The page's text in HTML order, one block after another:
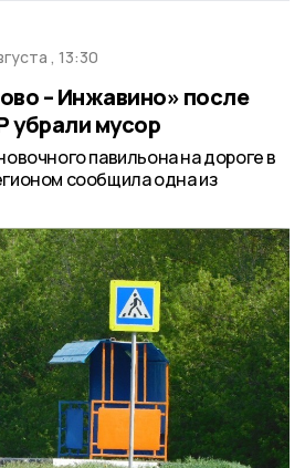
, 13:30
– Инжавино» после
убрали мусор
павильона на дороге в
сообщила одна из